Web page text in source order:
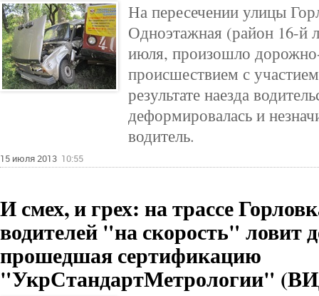
На пересечении улицы
Одноэтажная (район 16-й
июля, произошло
происшествием с
результате наезда
деформировалась и
водитель.
15 июля 2013 10:55
И смех, и грех: на трассе
водителей "на скорость" ловит
прошедшая сертификацию
"УкрСтандартМетрологии"